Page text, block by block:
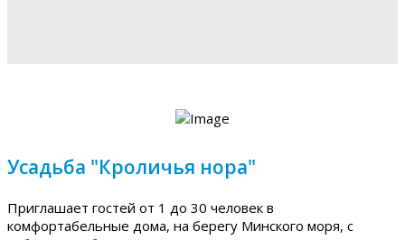
Усадьба "Кроличья нора"
Приглашает гостей от 1 до 30 человек в
комфортабельные дома, на берегу Минского моря, с